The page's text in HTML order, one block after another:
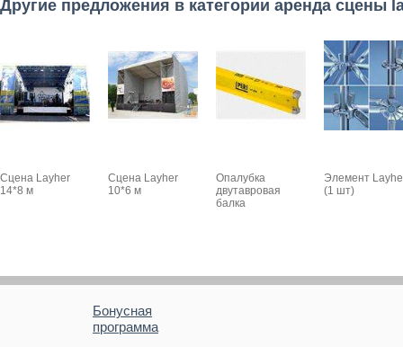
Другие предложения в категории аренда сцены
Сцена Layher
14*8 м
Сцена Layher
10*6 м
Опалубка
двутавровая
балка
Элемент
(1 шт)
Бонусная
программа